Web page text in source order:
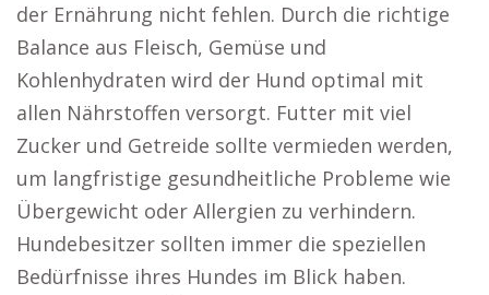
der Ernährung nicht fehlen. Durch die richtige
Balance aus Fleisch, Gemüse und
Kohlenhydraten wird der Hund optimal mit
allen Nährstoffen versorgt. Futter mit viel
Zucker und Getreide sollte vermieden werden,
um langfristige gesundheitliche Probleme wie
Übergewicht oder Allergien zu verhindern.
Hundebesitzer sollten immer die speziellen
Bedürfnisse ihres Hundes im Blick haben.